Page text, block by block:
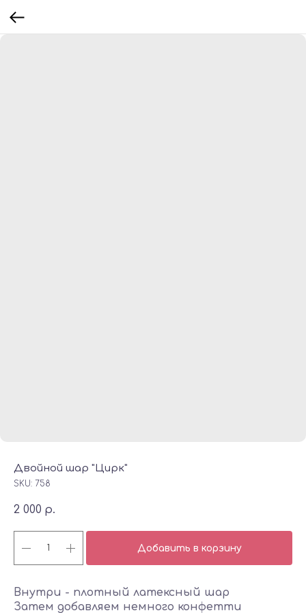
Двойной шар "Цирк"
SKU: 758
2 000 р.
Добавить в корзину
Внутри - плотный латексный шар
Затем добавляем немного конфетти